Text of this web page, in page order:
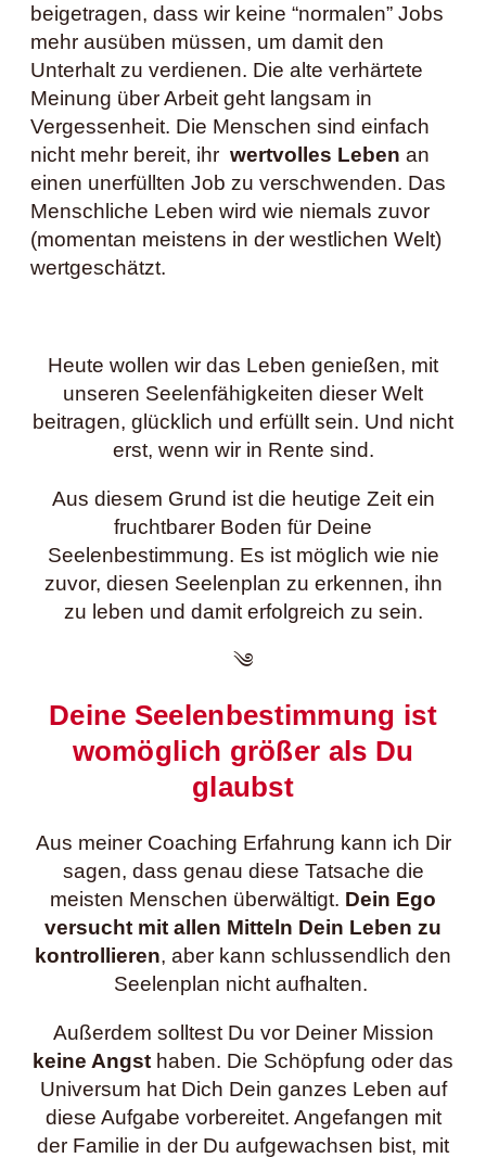
beigetragen, dass wir keine “normalen” Jobs
mehr ausüben müssen, um damit den
Unterhalt zu verdienen. Die alte verhärtete
Meinung über Arbeit geht langsam in
Vergessenheit. Die Menschen sind einfach
nicht mehr bereit, ihr wertvolles Leben an
einen unerfüllten Job zu verschwenden. Das
Menschliche Leben wird wie niemals zuvor
(momentan meistens in der westlichen Welt)
wertgeschätzt.
Heute wollen wir das Leben genießen, mit
unseren Seelenfähigkeiten dieser Welt
beitragen, glücklich und erfüllt sein. Und nicht
erst, wenn wir in Rente sind.
Aus diesem Grund ist die heutige Zeit ein
fruchtbarer Boden für Deine
Seelenbestimmung. Es ist möglich wie nie
zuvor, diesen Seelenplan zu erkennen, ihn
zu leben und damit erfolgreich zu sein.
༄
Deine Seelenbestimmung ist
womöglich größer als Du
glaubst
Aus meiner Coaching Erfahrung kann ich Dir
sagen, dass genau diese Tatsache die
meisten Menschen überwältigt. Dein Ego
versucht mit allen Mitteln Dein Leben zu
kontrollieren, aber kann schlussendlich den
Seelenplan nicht aufhalten.
Außerdem solltest Du vor Deiner Mission
keine Angst haben. Die Schöpfung oder das
Universum hat Dich Dein ganzes Leben auf
diese Aufgabe vorbereitet. Angefangen mit
der Familie in der Du aufgewachsen bist, mit